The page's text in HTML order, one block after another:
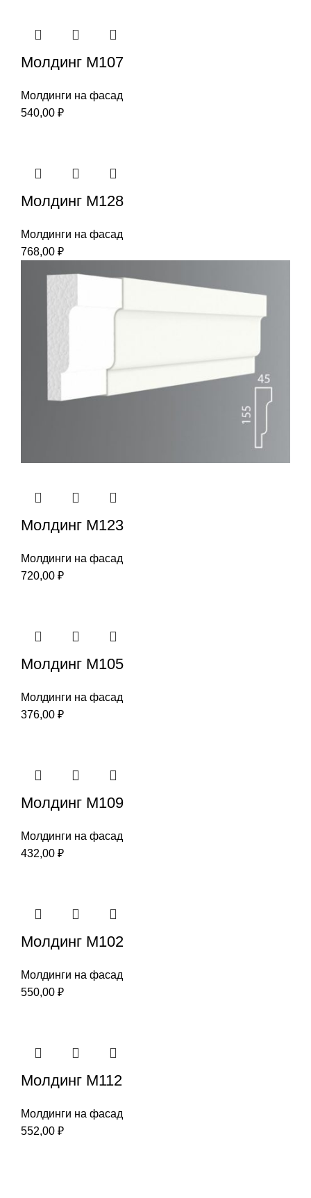
Молдинг М107
Молдинги на фасад
540,00 ₽
Молдинг М128
Молдинги на фасад
768,00 ₽
Молдинг М123
Молдинги на фасад
720,00 ₽
Молдинг М105
Молдинги на фасад
376,00 ₽
Молдинг М109
Молдинги на фасад
432,00 ₽
Молдинг М102
Молдинги на фасад
550,00 ₽
Молдинг М112
Молдинги на фасад
552,00 ₽